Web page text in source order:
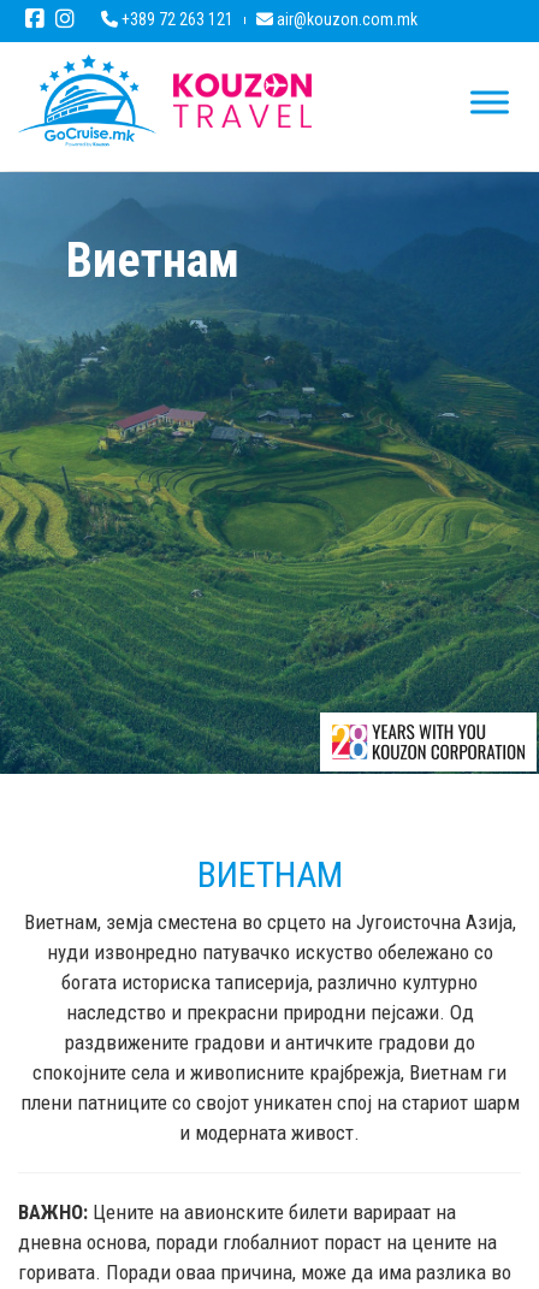
+389 72 263 121 air@kouzon.com.mk
Виетнам
ВИЕТНАМ
Виетнам, земја сместена во срцето на Југоисточна Азија,
нуди извонредно патувачко искуство обележано со
богата историска таписерија, различно културно
наследство и прекрасни природни пејсажи. Од
раздвижените градови и античките градови до
спокојните села и живописните крајбрежја, Виетнам ги
плени патниците со својот уникатен спој на стариот шарм
и модерната живост.
ВАЖНО: Цените на авионските билети варираат на
дневна основа, поради глобалниот пораст на цените на
горивата. Поради оваа причина, може да има разлика во